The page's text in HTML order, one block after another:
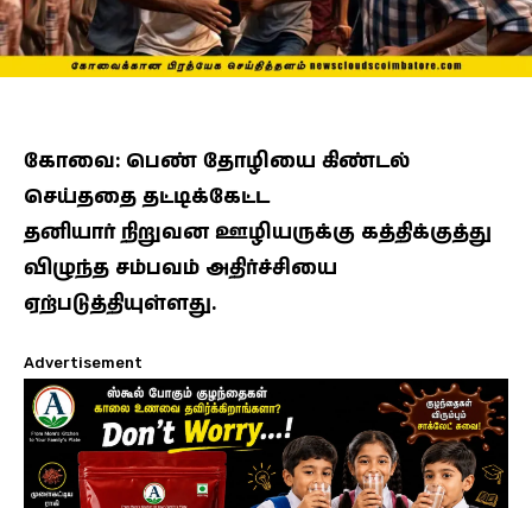
கோவை: பெண் தோழியை கிண்டல்
செய்ததை தட்டிக்கேட்ட
தனியார் நிறுவன ஊழியருக்கு கத்திக்குத்து
விழுந்த சம்பவம் அதிர்ச்சியை
ஏற்படுத்தியுள்ளது.
Advertisement